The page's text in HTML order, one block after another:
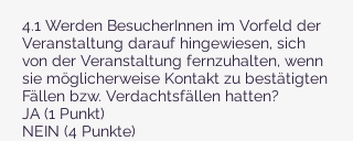
4.1 Werden BesucherInnen im Vorfeld der
Veranstaltung darauf hingewiesen, sich
von der Veranstaltung fernzuhalten, wenn
sie möglicherweise Kontakt zu bestätigten
Fällen bzw. Verdachtsfällen hatten?
JA (1 Punkt)
NEIN (4 Punkte)